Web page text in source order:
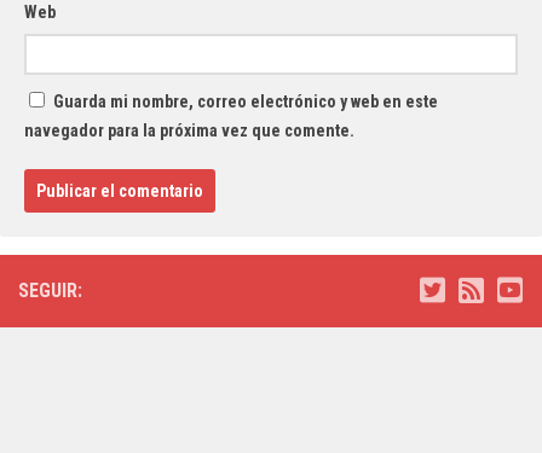
Web
Guarda mi nombre, correo electrónico y web en este
navegador para la próxima vez que comente.
SEGUIR: